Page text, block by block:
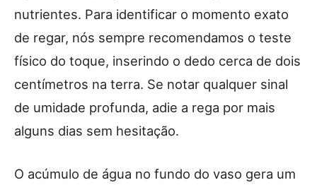
nutrientes. Para identificar o momento exato
de regar, nós sempre recomendamos o teste
físico do toque, inserindo o dedo cerca de dois
centímetros na terra. Se notar qualquer sinal
de umidade profunda, adie a rega por mais
alguns dias sem hesitação.
O acúmulo de água no fundo do vaso gera um